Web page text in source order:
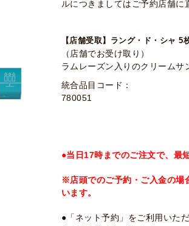
ルにつきましてはご予約店舗に
【店舗受取】ラング・ド・シャ 5
（店舗でお受け取り）
ラムレーズン入りのクリームサ
統合品目コード：
780051
●当日17時までのご注文で、最
※店頭でのご予約・ご入金の場
います。
●「ネット予約」をご利用いた